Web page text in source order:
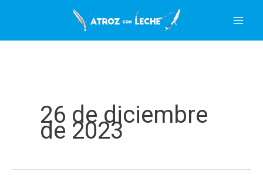
contenido
26 de diciembre
de 2023